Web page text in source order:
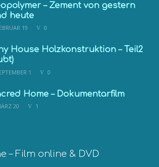
– Zement von gestern
heute
19 0
House Holzkonstruktion – Teil2
1 0
Home – Dokumentarfilm
20 1
– Film online & DVD